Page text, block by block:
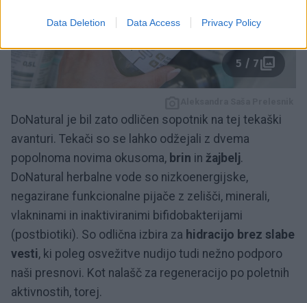
Data Deletion Data Access Privacy Policy
5 / 7
DoNatural je bil zato odličen sopotnik na tej tekaški
avanturi. Tekači so se lahko odžejali z dvema
popolnoma novima okusoma, brin in žajbelj.
DoNatural herbalne vode so nizkoenergijske,
negazirane funkcionalne pijače z zelišči, minerali,
vlakninami in inaktiviranimi bifidobakterijami
(postbiotiki). So odlična izbira za hidracijo brez slabe
vesti, ki poleg osvežitve nudijo tudi nežno podporo
naši presnovi. Kot nalašč za regeneracijo po poletnih
aktivnostih, torej.